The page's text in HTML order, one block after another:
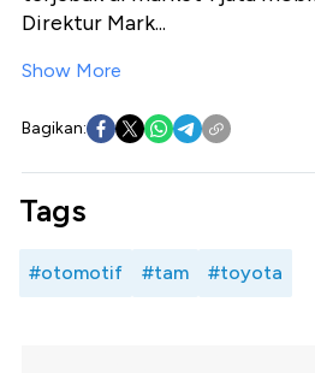
Direktur Mark...
Show More
Bagikan:
Tags
#otomotif #tam #toyota